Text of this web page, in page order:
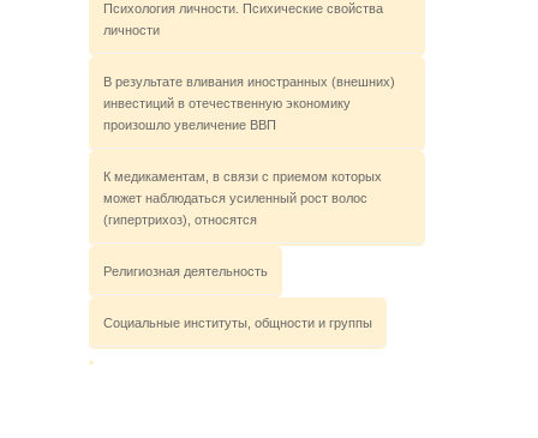
Психология личности. Психические свойства
личности
В результате вливания иностранных (внешних)
инвестиций в отечественную экономику
произошло увеличение ВВП
К медикаментам, в связи с приемом которых
может наблюдаться усиленный рост волос
(гипертрихоз), относятся
Религиозная деятельность
Социальные институты, общности и группы